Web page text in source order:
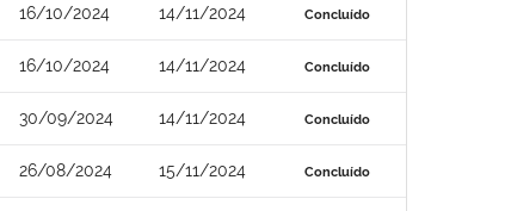
16/10/2024 14/11/2024 Concluído
16/10/2024 14/11/2024 Concluído
30/09/2024 14/11/2024 Concluído
26/08/2024 15/11/2024 Concluído